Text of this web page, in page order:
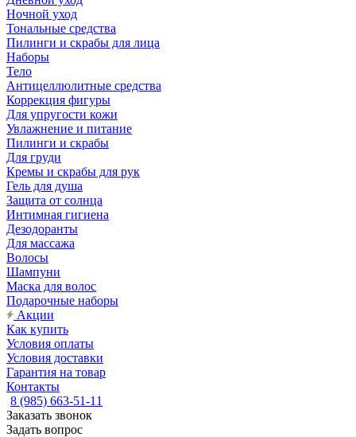
Ночной уход
Тональные средства
Пилинги и скрабы для лица
Наборы
Тело
Антицеллюлитные средства
Коррекция фигуры
Для упругости кожи
Увлажнение и питание
Пилинги и скрабы
Для груди
Кремы и скрабы для рук
Гель для душа
Защита от солнца
Интимная гигиена
Дезодоранты
Для массажа
Волосы
Шампуни
Маска для волос
Подарочные наборы
Акции
Как купить
Условия оплаты
Условия доставки
Гарантия на товар
Контакты
8 (985) 663-51-11
Заказать звонок
Задать вопрос